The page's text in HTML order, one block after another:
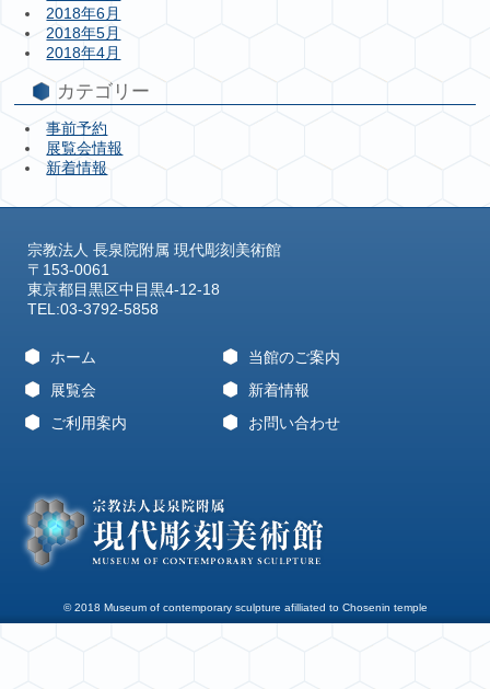
2018年6月
2018年5月
2018年4月
カテゴリー
事前予約
展覧会情報
新着情報
宗教法人 長泉院附属 現代彫刻美術館
〒153-0061
東京都目黒区中目黒4-12-18
TEL:03-3792-5858
ホーム
当館のご案内
展覧会
新着情報
ご利用案内
お問い合わせ
© 2018 Museum of contemporary sculpture afilliated to Chosenin temple